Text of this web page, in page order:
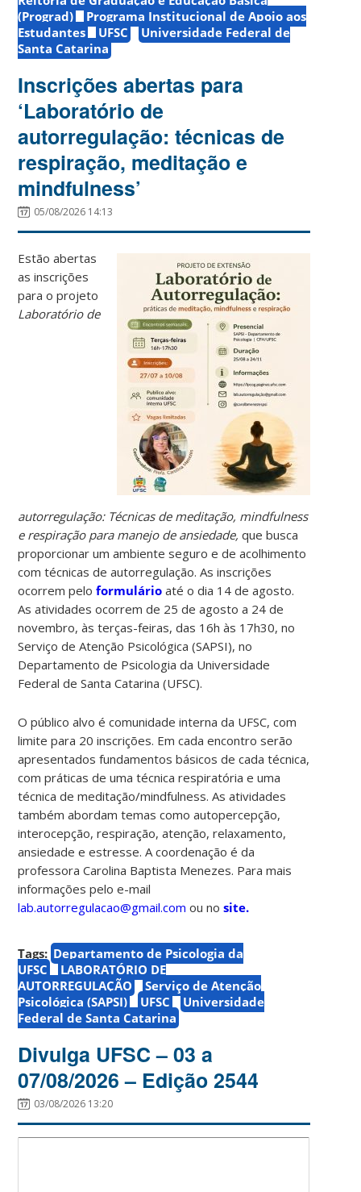
(Prograd)
Programa Institucional de Apoio aos
Estudantes
UFSC
Universidade Federal de
Santa Catarina
Inscrições abertas para
‘Laboratório de
autorregulação: técnicas de
respiração, meditação e
mindfulness’
05/08/2026 14:13
Estão abertas
as inscrições
para o projeto
Laboratório de
autorregulação: Técnicas de meditação, mindfulness
e respiração para manejo de ansiedade,que busca
proporcionar um ambiente seguro e de acolhimento
com técnicas de autorregulação. As inscrições
ocorrem peloformulário até o dia 14 de agosto.
As atividades ocorrem de 25 de agosto a 24 de
novembro, às terças-feiras, das 16h às 17h30, no
Serviço de Atenção Psicológica (SAPSI), no
Departamento de Psicologia da Universidade
Federal de Santa Catarina (UFSC).
O público alvo é comunidade interna da UFSC, com
limite para 20 inscrições. Em cada encontro serão
apresentados fundamentos básicos de cada técnica,
com práticas de uma técnica respiratória e uma
técnica de meditação/mindfulness. As atividades
também abordam temas como autopercepção,
interocepção, respiração, atenção, relaxamento,
ansiedade e estresse. A coordenação é da
professora Carolina Baptista Menezes. Para mais
informações pelo e-mail
lab.autorregulacao@gmail.com ou no site.
Tags: Departamento de Psicologia da
UFSC
LABORATÓRIO DE
AUTORREGULAÇÃO
Serviço de Atenção
Psicológica (SAPSI)
UFSC
Universidade
Federal de Santa Catarina
Divulga UFSC – 03 a
07/08/2026 – Edição 2544
03/08/2026 13:20